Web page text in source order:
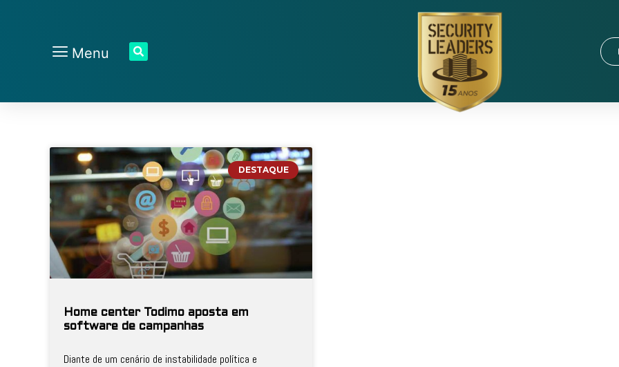
Menu
DESTAQUE
Home center Todimo aposta em
software de campanhas
Diante de um cenário de instabilidade política e